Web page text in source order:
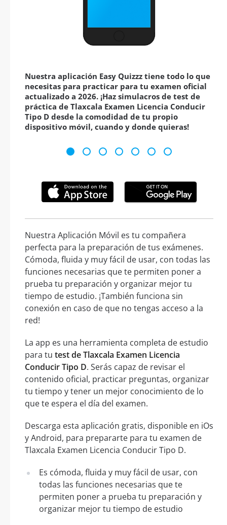
Nuestra aplicación Easy Quizzz tiene todo lo que
necesitas para practicar para tu examen oficial
actualizado a 2026. ¡Haz simulacros de test de
práctica de Tlaxcala Examen Licencia Conducir
Tipo D desde la comodidad de tu propio
dispositivo móvil, cuando y donde quieras!
Nuestra Aplicación Móvil es tu compañera
perfecta para la preparación de tus exámenes.
Cómoda, fluida y muy fácil de usar, con todas las
funciones necesarias que te permiten poner a
prueba tu preparación y organizar mejor tu
tiempo de estudio. ¡También funciona sin
conexión en caso de que no tengas acceso a la
red!
La app es una herramienta completa de estudio
para tu test de Tlaxcala Examen Licencia
Conducir Tipo D. Serás capaz de revisar el
contenido oficial, practicar preguntas, organizar
tu tiempo y tener un mejor conocimiento de lo
que te espera el día del examen.
Descarga esta aplicación gratis, disponible en iOs
y Android, para prepararte para tu examen de
Tlaxcala Examen Licencia Conducir Tipo D.
Es cómoda, fluida y muy fácil de usar, con
todas las funciones necesarias que te
permiten poner a prueba tu preparación y
organizar mejor tu tiempo de estudio